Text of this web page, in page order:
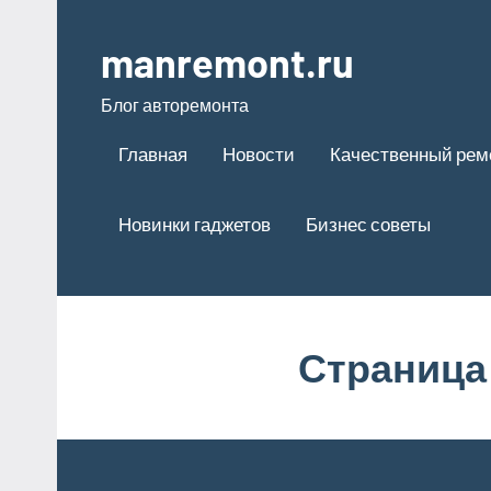
содержимому
manremont.ru
Блог авторемонта
Главная Новости Качественный
Новинки гаджетов Бизнес советы
Страница